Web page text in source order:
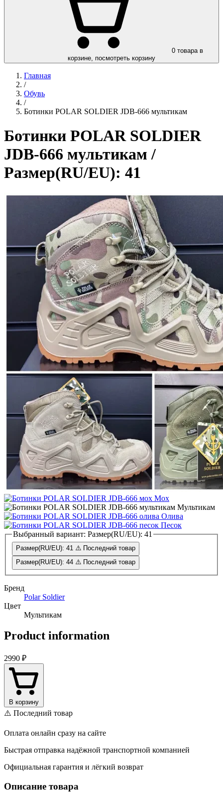
0 товара в
корзине, посмотреть корзину
Главная
/
Обувь
/
Ботинки POLAR SOLDIER JDB-666 мультикам
Ботинки POLAR SOLDIER
JDB-666 мультикам/
Размер(RU/EU): 41
Мох
Мультикам
Олива
Песок
Выбранный вариант: Размер(RU/EU): 41
Размер(RU/EU): 41 ⚠️ Последний товар
Размер(RU/EU): 44 ⚠️ Последний товар
Бренд
Polar Soldier
Цвет
Мультикам
Product information
2990 ₽
В корзину
⚠️ Последний товар
Оплата онлайн сразу на сайте
Быстрая отправка надёжной транспортной компанией
Официальная гарантия и лёгкий возврат
Описание товара